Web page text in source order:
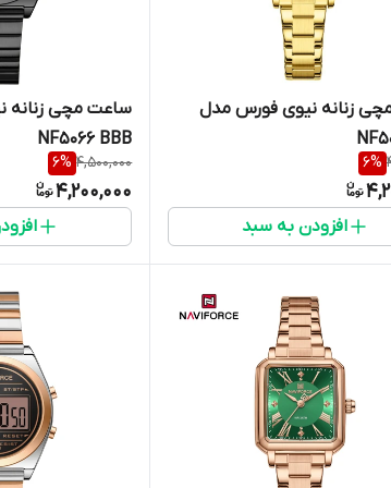
زنانه نیوی فورس مدل
6%
افزودن به سبد
ساعت مچی زنانه
NF5066 BBB
4,500,000
6%
4,200,000